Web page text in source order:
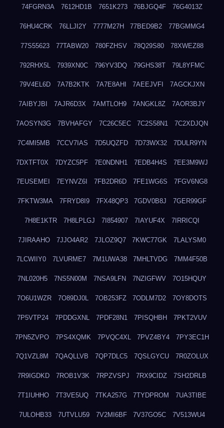
74FGRN3A 7612HD1B 7651K273 76BJGQ4F 76G4013Z
76HU4CRK 76LLJI2Y 7777M27H 77BED9B2 77BGMMG4
77S55623 77TABW20 780FZHSV 78Q29S80 78XWEZ88
792RHX5L 7939XN0C 796YV3DQ 79GHS38T 79L8YFMC
79V4EL6D 7A7B2KTK 7A7E8AHI 7AEEJVFI 7AGCKJXN
7AIBYJBI 7AJR6D3X 7AMTLOH9 7ANGKL8Z 7AOR3BJY
7AOSYN3G 7BVHAFGY 7C26C5EC 7C2S58N1 7C2XDJQN
7C4MI5MB 7CCV7IAS 7D5UQZFD 7D73WX32 7DULR9YN
7DXTFT0X 7DYZC5PF 7E0NDNH1 7EDB4H4S 7EE3M9WJ
7EUSEMEI 7EYNVZ6I 7FB2DR6D 7FE1WG6S 7FGV6NG8
7FKTW3MA 7FRYD8I9 7FX48QP3 7GDV0B8J 7GER99GF
7H8E1KTR 7H8LPLGJ 7I854907 7IAYUF4X 7IRRICQI
7JIRAAHO 7JJO4AR2 7JLOZ9Q7 7KWC77GK 7LALYSM0
7LCWIIY0 7LVURME7 7M1UWA38 7MHLTVDG 7MM4F50B
7NL020H5 7NS5N00M 7NSA9LFN 7NZIGFWV 7O15HQUY
7O6U1WZR 7O89DJ0L 7OB253FZ 7ODLM7D2 7OY8DOTS
7P5VTP24 7PDDGXNL 7PDF28N1 7PISQHBH 7PKT2VUV
7PN5ZVPO 7PS4XQMK 7PVQC4XL 7PVZ4BY4 7PY3EC1H
7Q1VZL8M 7QAQLLVB 7QP7DLC5 7QSLGYCU 7R0ZOLUX
7R9IGDKD 7ROB1V3K 7RPZVSPJ 7RX9CIDZ 7SH2DRLB
7T1IUHHO 7T3VE5UQ 7TKA257G 7TYDPROM 7UA3TIBE
7ULOHB33 7UTVLU59 7V2MI6BF 7V37GO5C 7V513WU4